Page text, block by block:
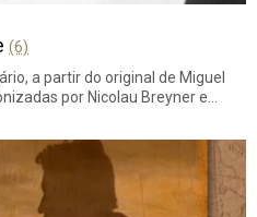
(6)
a partir do original de Miguel
por Nicolau Breyner e…